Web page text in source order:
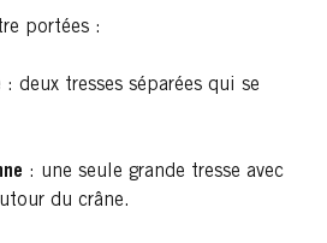
portées :
: deux tresses séparées qui se
: une seule grande tresse avec
du crâne.